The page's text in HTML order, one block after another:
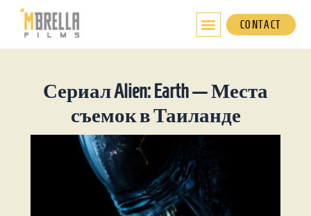
Перейти
содержимому
CONTACT
Сериал Alien: Earth — Места
съемок в Таиланде